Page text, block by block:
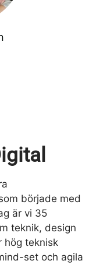
började med
är vi 35
teknik, design
hög teknisk
set och agila